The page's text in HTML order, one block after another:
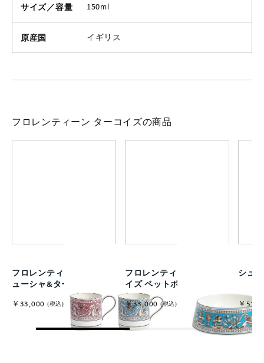
サイズ／容量 150ml
原産国 イギリス
フロレンティーン ターコイズの商品
フロレンティーン マグ フ
ューシャ&ターコイズ
￥33,000 (税込)
フロレンティーン ターコ
イズ ペットボウル 21cm
￥33,000 (税込)
シュ
￥